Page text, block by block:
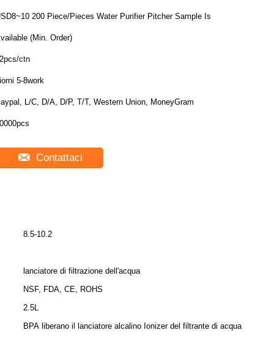
200 Piece/Pieces Water Purifier Pitcher Sample Is
(Min. Order)
ctn
5-8work
L/C, D/A, D/P, T/T, Western Union, MoneyGram
Contattaci
8.5-10.2
lanciatore di filtrazione dell'acqua
NSF, FDA, CE, ROHS
2.5L
BPA liberano il lanciatore alcalino Ionizer del filtrante di acqua